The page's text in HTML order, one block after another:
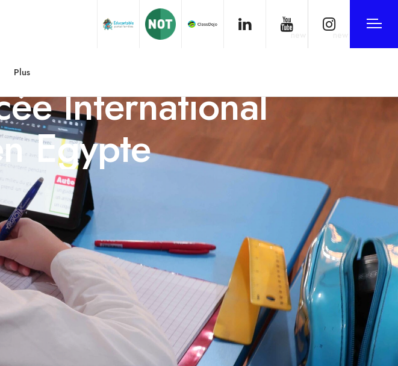
new new
Plus
International
Egypte